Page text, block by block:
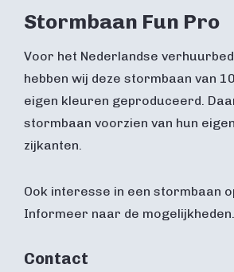
Stormbaan Fun Pro
Voor het Nederlandse
hebben wij deze stormbaan van
eigen kleuren geproduceerd.
stormbaan voorzien van hun
zijkanten.
Ook interesse in een stormbaan
Informeer naar de mogelijkheden.
Contact